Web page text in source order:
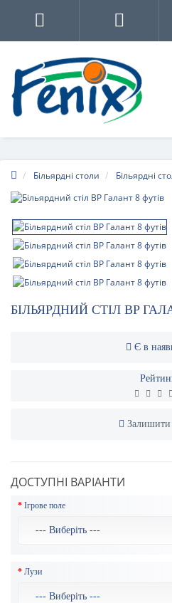
Більярдні столи Більярдні
БІЛЬЯРДНИЙ СТІЛ BP
Є в
Залишити
ДОСТУПНІ ВАРІАНТИ
Ігрове поле
Лузи